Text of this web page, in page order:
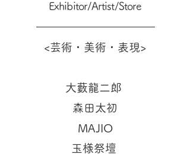
Exhibitor/Artist/Store
<芸術・美術・表現>
大藪龍二郎
森田太初
MAJIO
玉様祭壇